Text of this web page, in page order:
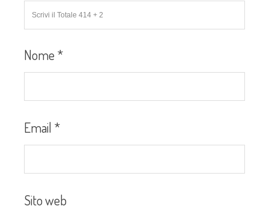
Nome *
Email *
Sito web